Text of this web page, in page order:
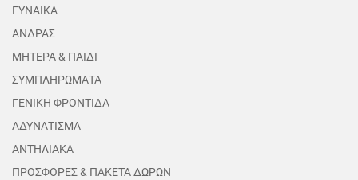
ΓΥΝΑΙΚΑ
ΑΝΔΡΑΣ
ΜΗΤΕΡΑ & ΠΑΙΔΙ
ΣΥΜΠΛΗΡΩΜΑΤΑ
ΓΕΝΙΚΗ ΦΡΟΝΤΙΔΑ
ΑΔΥΝΑΤΙΣΜΑ
ΑΝΤΗΛΙΑΚΑ
ΠΡΟΣΦΟΡΕΣ & ΠΑΚΕΤΑ ΔΩΡΩΝ